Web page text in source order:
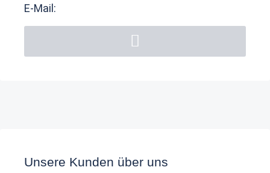
E-Mail:
Unsere Kunden über uns